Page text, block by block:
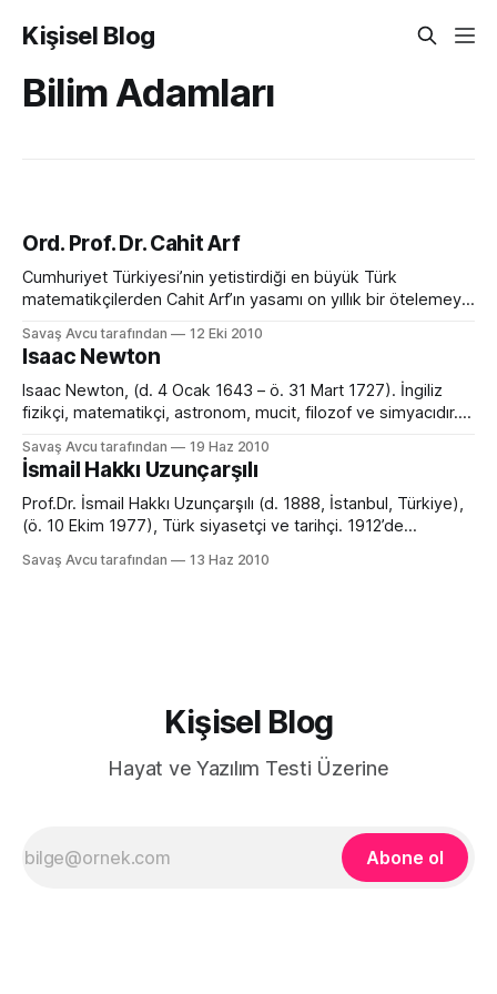
Kişisel Blog
Bilim Adamları
Ord. Prof. Dr. Cahit Arf
Cumhuriyet Türkiyesi’nin yetistirdiği en büyük Türk
matematikçilerden Cahit Arf’ın yasamı on yıllık bir ötelemeyle
İmparatorluğu’ndan Cumhuriyet’e geçis dönemini yasamıs,
iki dünya savasına tanıklık etmis, tam bir birinci kusak Türk
matematikçisidir. Zübeyde Hanım Selanik’te ailesinin yakın
komsusuydu. Esi Halide Hanım’ın
Savaş Avcu tarafından 12 Eki 2010
Isaac Newton
Isaac Newton, (d. 4 Ocak 1643 – ö. 31 Mart 1727). İngiliz
fizikçi, matematikçi, astronom, mucit, filozof ve simyacıdır.
olduğu düşünülür. Bilim devrimine ve heliyosentirizm'in
gelişmesinde büyük katkıları olmuştur. Hayatı Isaac Newton
4 ocak 1643'te İngiltere'nin Lincolnshire
Savaş Avcu tarafından 19 Haz 2010
İsmail Hakkı Uzunçarşılı
Prof.Dr. İsmail Hakkı Uzunçarşılı (d. 1888, İstanbul, Türkiye),
(ö. 10 Ekim 1977), Türk siyasetçi ve tarihçi. 1912’de
tarih öğretmenliğine atandı. 1921’de gittiği Ankara’da, ulusal
Savaş Avcu tarafından 13 Haz 2010
Kişisel Blog
Hayat ve Yazılım Testi Üzerine
Abone ol